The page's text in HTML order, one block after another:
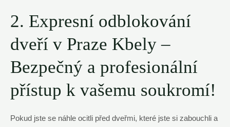
2. Expresní odblokování
dveří v Praze Kbely –
Bezpečný a profesionální
přístup k vašemu soukromí!
Pokud jste se náhle ocitli před dveřmi, které jste si zabouchli a